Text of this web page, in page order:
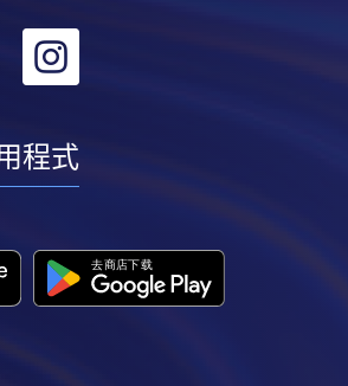
转
instagram
程式